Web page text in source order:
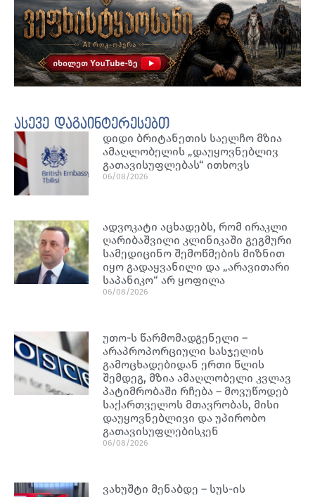
ასევე დაგაინტერესებთ
დიდი ბრიტანეთის საელჩო მზია
ამაღლობელის „დაუყოვნებლივ
გათავისუფლებას“ ითხოვს
06/08/2026
ადვოკატი აცხადებს, რომ ირაკლი
ღარიბაშვილი კლინიკაში გეგმური
სამედიცინო შემოწმების მიზნით
იყო გადაყვანილი და „არავითარი
საპანიკო“ არ ყოფილა
06/08/2026
უთო-ს წარმომადგენელი –
არაპროპორციული სასჯელის
გამოცხადებიდან ერთი წლის
შემდეგ, მზია ამაღლობელი კვლავ
პატიმრობაში რჩება – მოვუწოდებ
საქართველოს მთავრობას, მისი
დაუყოვნებლივი და უპირობო
გათავისუფლებისკენ
06/08/2026
ვახუშტი მენაბდე – სუს-ის